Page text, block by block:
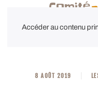
Accéder au contenu
8 AOÛT 2019